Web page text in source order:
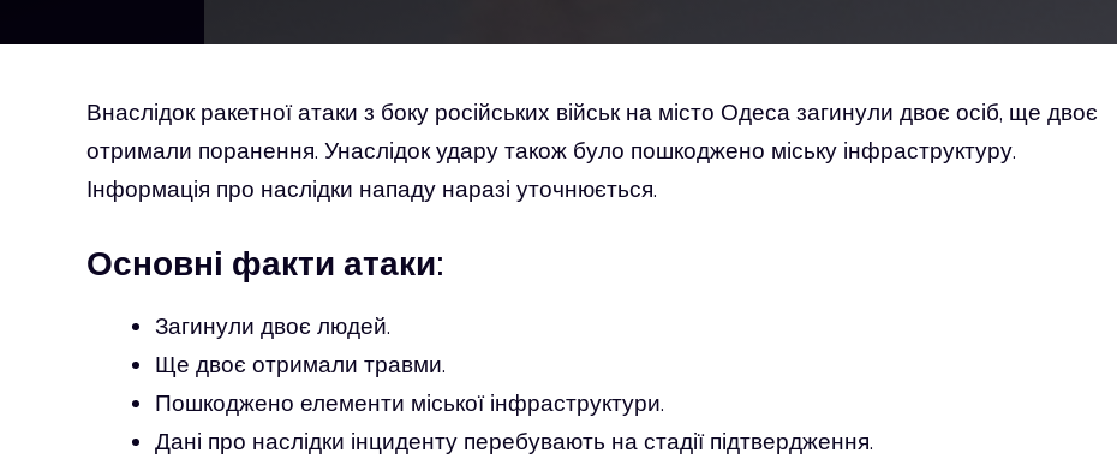
Внаслідок ракетної атаки з боку російських військ на місто Одеса загинули двоє осіб, ще двоє
отримали поранення. Унаслідок удару також було пошкоджено міську інфраструктуру.
Інформація про наслідки нападу наразі уточнюється.
Основні факти атаки:
Загинули двоє людей.
Ще двоє отримали травми.
Пошкоджено елементи міської інфраструктури.
Дані про наслідки інциденту перебувають на стадії підтвердження.